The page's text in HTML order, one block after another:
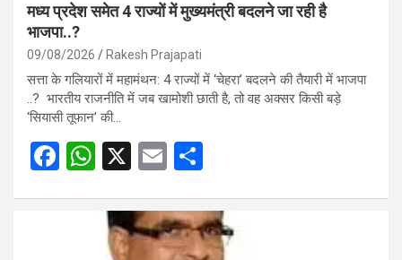
मध्य प्रदेश समेत 4 राज्यों में मुख्यमंत्री बदलने जा रही है
भाजपा..?
09/08/2026 Rakesh Prajapati
सत्ता के गलियारों में महामंथन: 4 राज्यों में ‘चेहरा’ बदलने की तैयारी में भाजपा
..? भारतीय राजनीति में जब खामोशी छाती है, तो वह अक्सर किसी बड़े
‘सियासी तूफान’ की…
F
W
at
s
X
E
ail ar
e